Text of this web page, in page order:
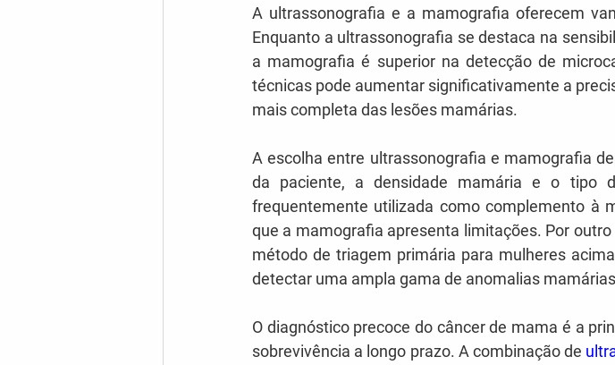
A ultrassonografia e a mamografia oferecem
Enquanto a ultrassonografia se destaca na
a mamografia é superior na detecção de
técnicas pode aumentar significativamente a
mais completa das lesões mamárias.
A escolha entre ultrassonografia e mamografia
da paciente, a densidade mamária e o tipo
frequentemente utilizada como complemento à
que a mamografia apresenta limitações. Por
método de triagem primária para mulheres
detectar uma ampla gama de anomalias
O diagnóstico precoce do câncer de mama é a
sobrevivência a longo prazo. A combinação de